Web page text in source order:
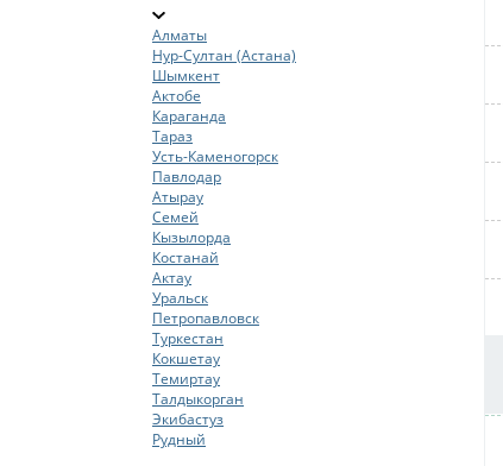
Алматы
Нур-Султан (Астана)
Шымкент
Актобе
Караганда
Тараз
Усть-Каменогорск
Павлодар
Атырау
Семей
Кызылорда
Костанай
Актау
Уральск
Петропавловск
Туркестан
Кокшетау
Темиртау
Талдыкорган
Экибастуз
Рудный